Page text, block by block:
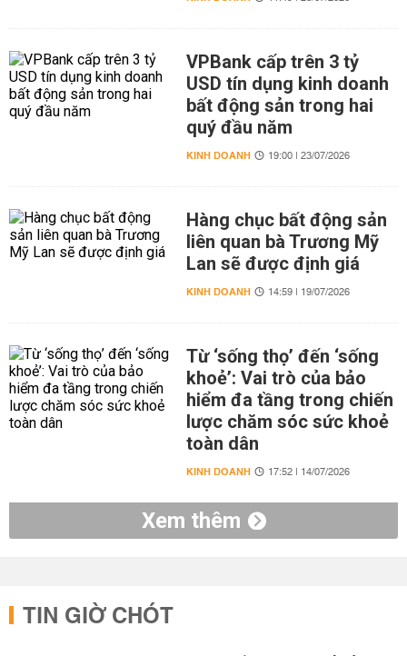
VPBank cấp trên 3 tỷ
USD tín dụng kinh doanh
bất động sản trong hai
quý đầu năm
KINH DOANH 19:00 | 23/07/2026
Hàng chục bất động sản
liên quan bà Trương Mỹ
Lan sẽ được định giá
KINH DOANH 14:59 | 19/07/2026
Từ ‘sống thọ’ đến ‘sống
khoẻ’: Vai trò của bảo
hiểm đa tầng trong chiến
lược chăm sóc sức khoẻ
toàn dân
KINH DOANH 17:52 | 14/07/2026
Xem thêm
TIN GIỜ CHÓT